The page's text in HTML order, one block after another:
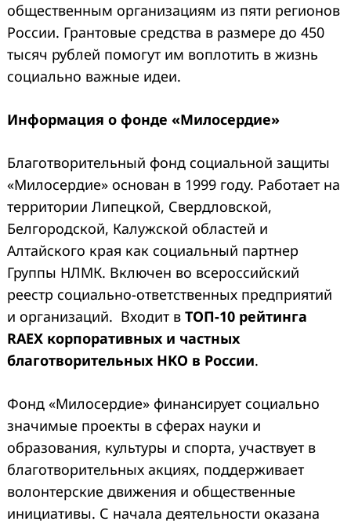
общественным организациям из пяти регионов
России. Грантовые средства в размере до 450
тысяч рублей помогут им воплотить в жизнь
социально важные идеи.
Информация о фонде «Милосердие»
Благотворительный фонд социальной защиты
«Милосердие» основан в 1999 году. Работает на
территории Липецкой, Свердловской,
Белгородской, Калужской областей и
Алтайского края как социальный партнер
Группы НЛМК. Включен во всероссийский
реестр социально-ответственных предприятий
и организаций. Входит в ТОП-10 рейтинга
RAEX корпоративных и частных
благотворительных НКО в России.
Фонд «Милосердие» финансирует социально
значимые проекты в сферах науки и
образования, культуры и спорта, участвует в
благотворительных акциях, поддерживает
волонтерские движения и общественные
инициативы. С начала деятельности оказана